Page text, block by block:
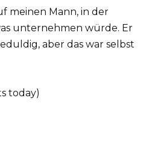
meinen Mann, in der
unternehmen würde. Er
aber das war selbst
today)